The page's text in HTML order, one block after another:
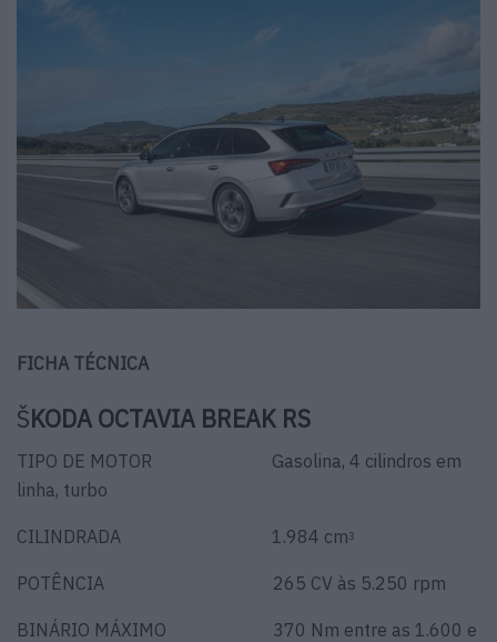
FICHA TÉCNICA
ŠKODA OCTAVIA BREAK RS
TIPO DE MOTOR Gasolina, 4 cilindros em
linha, turbo
CILINDRADA 1.984 cm3
POTÊNCIA 265 CV às 5.250 rpm
BINÁRIO MÁXIMO 370 Nm entre as 1.600 e